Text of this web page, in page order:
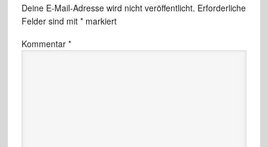
Deine E-Mail-Adresse wird nicht veröffentlicht. Erforderliche
Felder sind mit *markiert
Kommentar *